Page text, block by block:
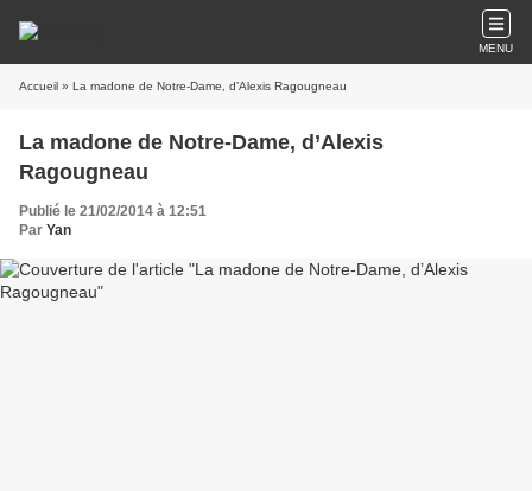
MENU
Accueil » La madone de Notre-Dame, d’Alexis Ragougneau
La madone de Notre-Dame, d’Alexis
Ragougneau
Publié le 21/02/2014 à 12:51
Par Yan